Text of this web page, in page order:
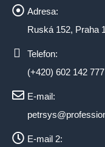
Adresa:
Ruská 152, Praha
Telefon:
(+420) 602 142 777
E-mail:
E-mail 2: